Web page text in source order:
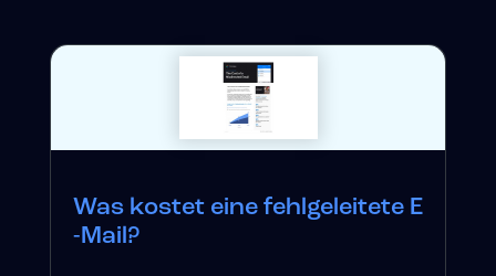
Was kostet eine fehlgeleitete E
-Mail?